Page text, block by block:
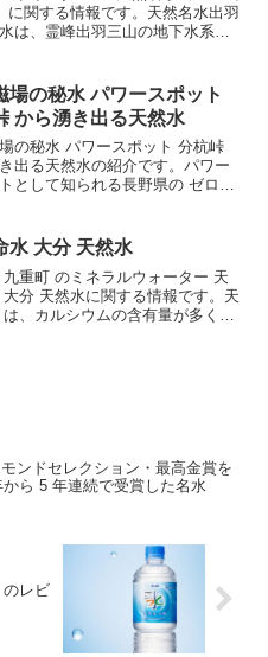
に関する情報です。天然名水出羽
は、霊峰出羽三山の地下水系よ
いる安全・安心なミネラルウォ
す。
場の秘水 パワースポット
から湧き出る天然水
の秘水 パワースポット 分杭峠
出る天然水の紹介です。パワー
として知られる長野県の ゼロ磁
水 大分 天然水
九重町 のミネラルウォーター 天
分 天然水に関する情報です。天
、カルシウムの含有量が多く、
ンドセレクション・最高金賞を
から 5 年連続で受賞した名水
のレビ